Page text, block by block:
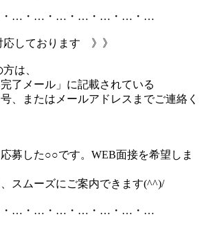
…・…・…・…・…・…・…
しております 》》
は、
了メール」に記載されている
、またはメールアドレスまでご連絡く
募した○○です。WEB面接を希望しま
スムーズにご案内できます(^^)/
…・…・…・…・…・…・…